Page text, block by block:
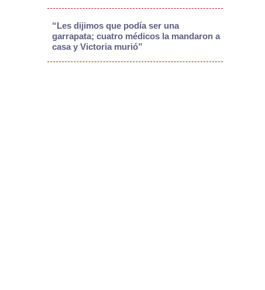
“Les dijimos que podía ser una
garrapata; cuatro médicos la mandaron a
casa y Victoria murió”